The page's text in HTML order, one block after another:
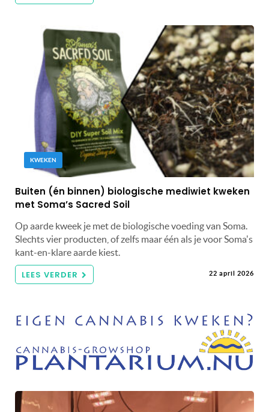
KWEKEN
Buiten (én binnen) biologische mediwiet kweken
met Soma’s Sacred Soil
Op aarde kweek je met de biologische voeding van Soma.
Slechts vier producten, of zelfs maar één als je voor Soma's
kant-en-klare aarde kiest.
LEES VERDER 22 april 2026